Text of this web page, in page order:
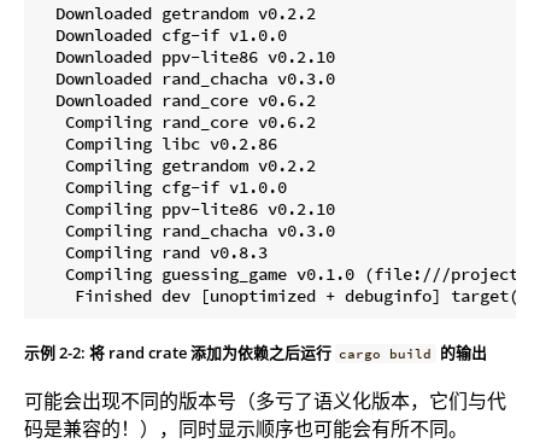
  Downloaded getrandom v0.2.2
  Downloaded cfg-if v1.0.0
  Downloaded ppv-lite86 v0.2.10
  Downloaded rand_chacha v0.3.0
  Downloaded rand_core v0.6.2
   Compiling rand_core v0.6.2
   Compiling libc v0.2.86
   Compiling getrandom v0.2.2
   Compiling cfg-if v1.0.0
   Compiling ppv-lite86 v0.2.10
   Compiling rand_chacha v0.3.0
   Compiling rand v0.8.3
Compiling guessing_game v0.1.0 (file:///
示例 2-2: 将 rand crate 添加为依赖之后运行 cargo build 的输出
可能会出现不同的版本号（多亏了语义化版本，它们与代
码是兼容的！），同时显示顺序也可能会有所不同。